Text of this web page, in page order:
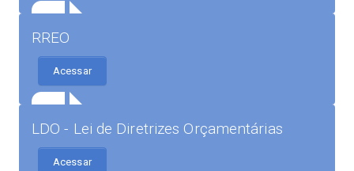
RREO
Acessar
LDO - Lei de Diretrizes Orçamentárias
Acessar